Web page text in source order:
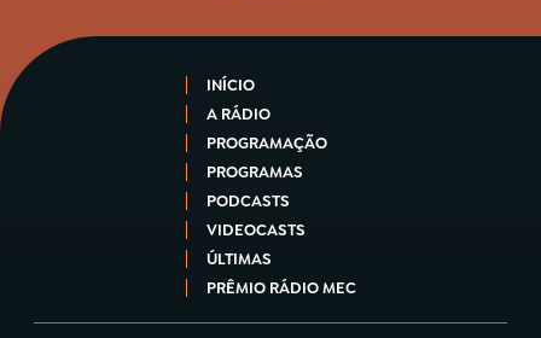
INÍCIO
A RÁDIO
PROGRAMAÇÃO
PROGRAMAS
PODCASTS
VIDEOCASTS
ÚLTIMAS
PRÊMIO RÁDIO MEC